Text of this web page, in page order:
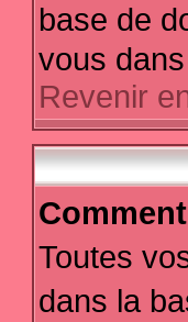
base de
vous
Revenir
Toutes
dans la